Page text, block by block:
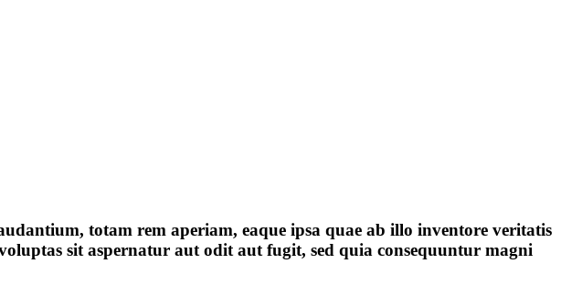
totam rem aperiam, eaque ipsa quae ab illo inventore veritatis
sit aspernatur aut odit aut fugit, sed quia consequuntur magni